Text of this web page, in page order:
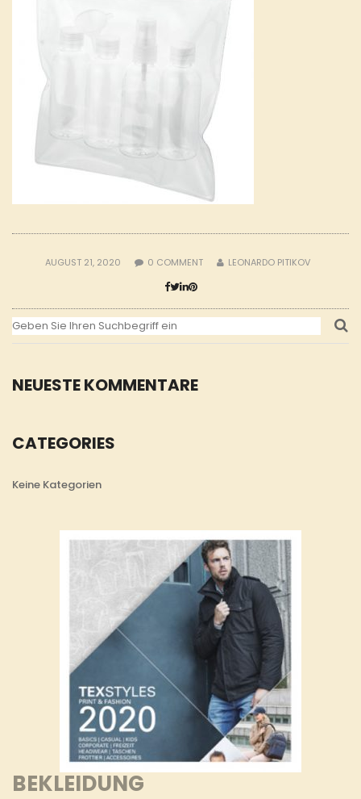
NEUESTE KOMMENTARE
CATEGORIES
Keine Kategorien
BEKLEIDUNG
AUGUST 21, 2020 0 COMMENT LEONARDO PITIKOV